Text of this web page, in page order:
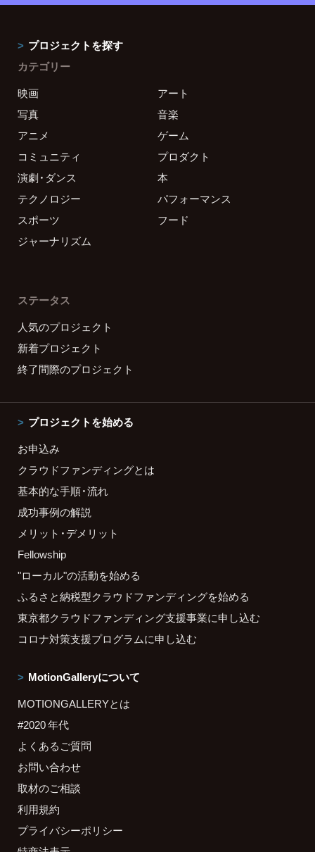
プロジェクトを探す
カテゴリー
映画
アート
写真
音楽
アニメ
ゲーム
コミュニティ
プロダクト
演劇・ダンス
本
テクノロジー
パフォーマンス
スポーツ
フード
ジャーナリズム
ステータス
人気のプロジェクト
新着プロジェクト
終了間際のプロジェクト
プロジェクトを始める
お申込み
クラウドファンディングとは
基本的な手順・流れ
成功事例の解説
メリット・デメリット
Fellowship
"ローカル"の活動を始める
ふるさと納税型クラウドファンディングを始める
東京都クラウドファンディング支援事業に申し込む
コロナ対策支援プログラムに申し込む
MotionGalleryについて
MOTIONGALLERYとは
#2020 年代
よくあるご質問
お問い合わせ
取材のご相談
利用規約
プライバシーポリシー